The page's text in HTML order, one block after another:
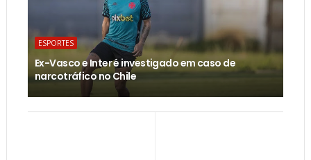
ESPORTES
Ex-Vasco e Inter é investigado em caso de
narcotráfico no Chile